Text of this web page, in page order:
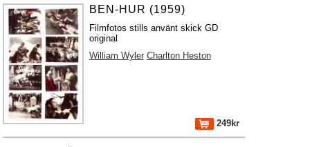
BEN-HUR (1959)
Filmfotos stills använt skick GD
original
William Wyler Charlton Heston
249kr